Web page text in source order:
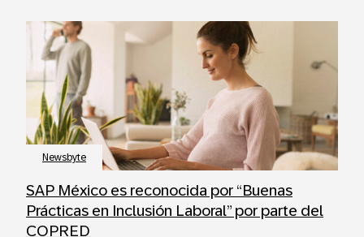
Newsbyte
SAP México es reconocida por “Buenas
Prácticas en Inclusión Laboral” por parte del
COPRED